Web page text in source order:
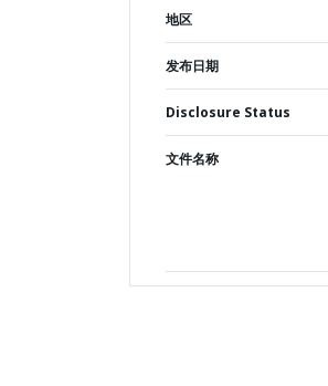
地区
发布日期
Disclosure Status
文件名称